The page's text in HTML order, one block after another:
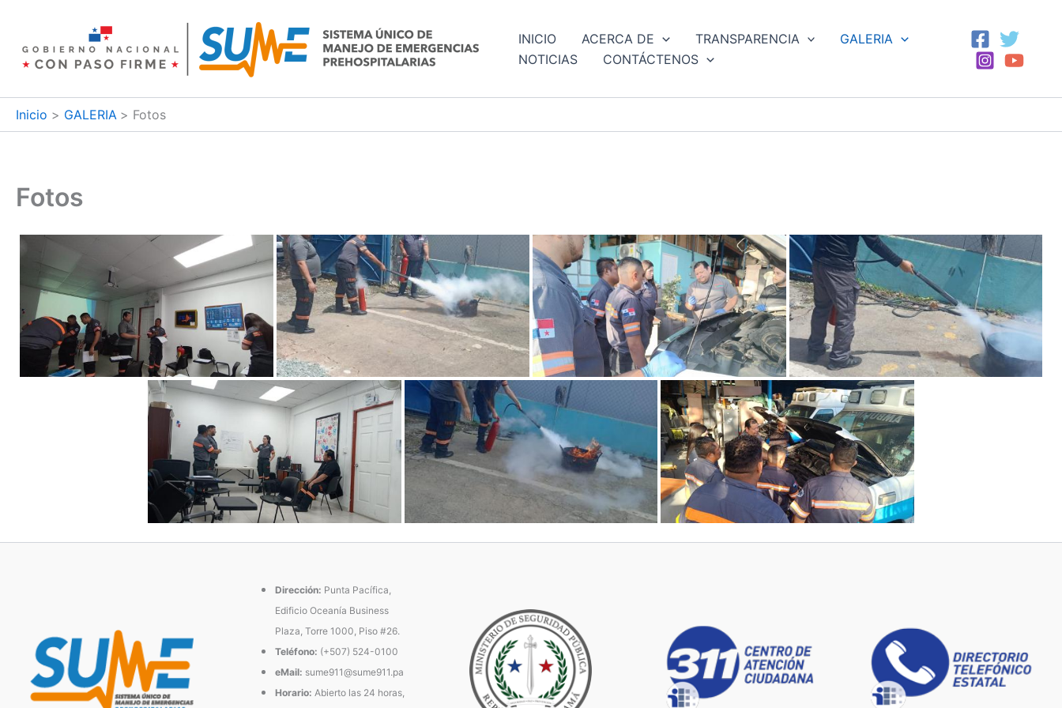
contenido
INICIO ACERCA DE TRANSPARENCIA
GALERIA
NOTICIAS
CONTÁCTENOS
Inicio GALERIA Fotos
Fotos
Dirección: Punta Pacífica,
Edificio Oceanía Business
Plaza, Torre 1000, Piso #26.
Teléfono: (+507) 524-0100
eMail: sume911@sume911.pa
Horario: Abierto las 24 horas,